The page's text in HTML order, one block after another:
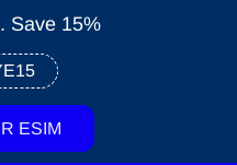
Save 15%.
ESIM